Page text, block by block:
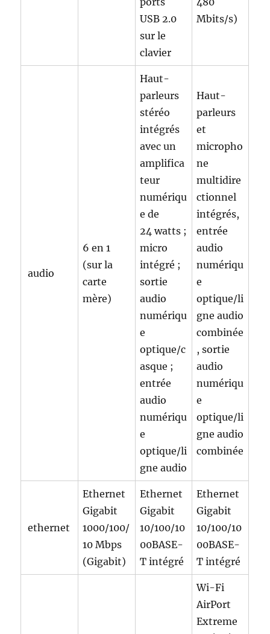
USB 2.0
sur le
clavier
Mbits/s)
audio
6 en 1
(sur la
carte
mère)
Haut-
parleurs
stéréo
intégrés
avec un
amplifica
teur
numériqu
e de
24 watts ;
micro
intégré ;
sortie
audio
numériqu
e
optique/c
asque ;
entrée
audio
numériqu
e
optique/li
gne audio
Haut-
parleurs
et
micropho
ne
multidire
ctionnel
intégrés,
entrée
audio
numériqu
e
optique/li
gne audio
combinée
, sortie
audio
numériqu
e
optique/li
gne audio
combinée
ethernet
Ethernet
Gigabit
1000/100/
10 Mbps
(Gigabit)
Ethernet
Gigabit
10/100/10
00BASE-
T intégré
Ethernet
Gigabit
10/100/10
00BASE-
T intégré
Wi-Fi
AirPort
Extreme